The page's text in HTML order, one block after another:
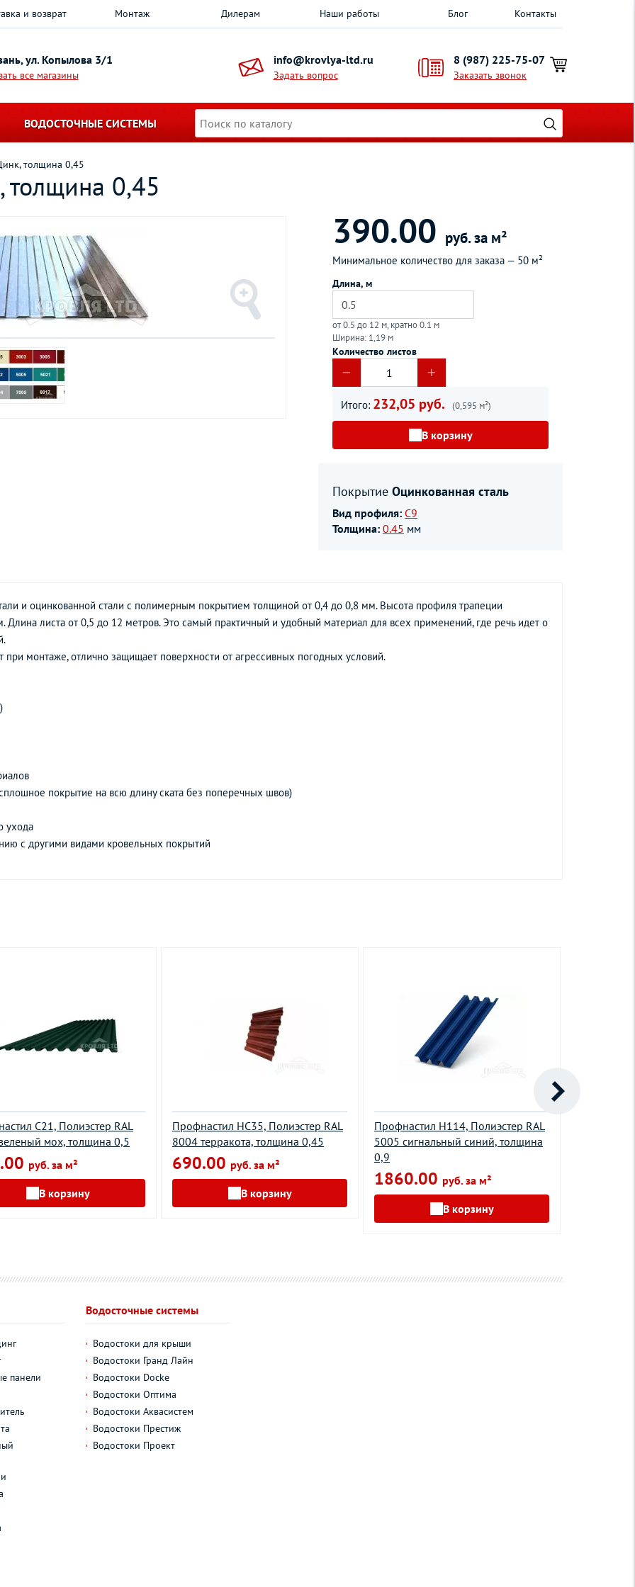
и возврат Монтаж Дилерам Наши работы Блог Контакты
ул. Копылова 3/1
все магазины
info@krovlya-ltd.ru
Задать вопрос
8 (987) 225-75-07
Заказать звонок
ВОДОСТОЧНЫЕ СИСТЕМЫ
толщина 0,45
толщина 0,45
390.00 руб. за м²
Минимальное количество для заказа — 50 м²
Длина, м
от 0.5 до 12 м, кратно 0.1 м
Ширина: 1,19 м
Количество листов
Итого: 232,05 руб. (0,595 м²)
В корзину
Покрытие Оцинкованная сталь
Вид профиля: С9
Толщина: 0.45 мм
и оцинкованной стали с полимерным покрытием толщиной от 0,4 до 0,8 мм. Высота профиля трапеции
листа от 0,5 до 12 метров. Это самый практичный и удобный материал для всех применений, где речь идет о
монтаже, отлично защищает поверхности от агрессивных погодных условий.
покрытие на всю длину ската без поперечных швов)
ухода
с другими видами кровельных покрытий
С21, Полиэстер RAL
мох, толщина 0,5
руб. за м²
В корзину
Профнастил НС35, Полиэстер RAL
8004 терракота, толщина 0,45
690.00 руб. за м²
В корзину
Профнастил H114, Полиэстер RAL
5005 сигнальный синий, толщина
0,9
1860.00 руб. за м²
В корзину
панели
Водосточные системы
Водостоки для крыши
Водостоки Гранд Лайн
Водостоки Docke
Водостоки Оптима
Водостоки Аквасистем
Водостоки Престиж
Водостоки Проект